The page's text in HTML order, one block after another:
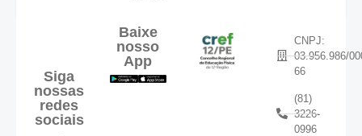
Siga
nossas
redes
sociais
Baixe
nosso
App
CNPJ:
03.956.986/
66
(81)
3226-
0996